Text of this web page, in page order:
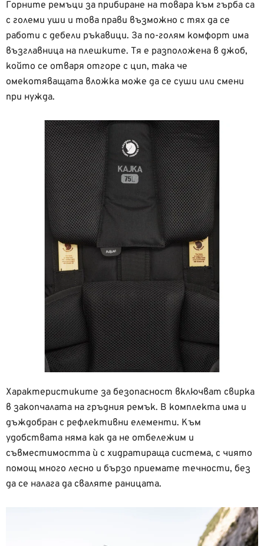
Горните ремъци за прибиране на товара към гърба са
с големи уши и това прави възможно с тях да се
работи с дебели ръкавици. За по-голям комфорт има
възглавница на плешките. Тя е разположена в джоб,
който се отваря отгоре с цип, така че
омекотяващата вложка може да се суши или смени
при нужда.
Характеристиките за безопасност включват свирка
в закопчалата на гръдния ремък. В комплекта има и
дъждобран с рефлективни елементи. Към
удобствата няма как да не отбележим и
съвместимостта ѝ с хидратираща система, с чиято
помощ много лесно и бързо приемате течности, без
да се налага да сваляте раницата.